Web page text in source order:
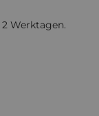
Werktagen.
1234